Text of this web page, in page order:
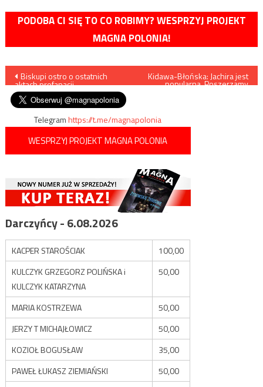
PODOBA CI SIĘ TO CO ROBIMY? WESPRZYJ PROJEKT
MAGNA POLONIA!
Nawigacja
wpisu
Biskupi ostro o ostatnich
aktach profanacji
Kidawa-Błońska: Jachira jest
popularna. Poszerzamy
Telegramhttps://t.me/magnapolonia
WESPRZYJ PROJEKT MAGNA POLONIA
Darczyńcy - 6.08.2026
KACPER STAROŚCIAK
100,00
KULCZYK GRZEGORZ POLIŃSKA i
KULCZYK KATARZYNA
50,00
MARIA KOSTRZEWA
50,00
JERZY T MICHAJŁOWICZ
50,00
KOZIOŁ BOGUSŁAW
35,00
PAWEŁ ŁUKASZ ZIEMIAŃSKI
50,00